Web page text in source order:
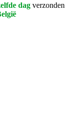
dag verzonden